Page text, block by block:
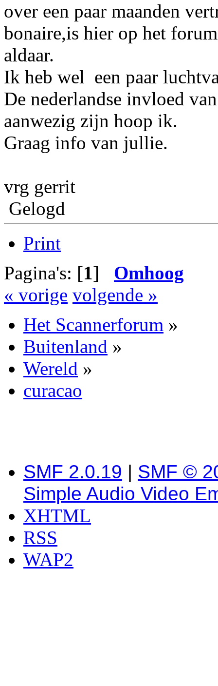
over een paar maanden
bonaire,is hier op het
aldaar.
Ik heb wel een paar
De nederlandse invloed
aanwezig zijn hoop ik.
Graag info van jullie.
vrg gerrit
Gelogd
Print
Pagina's: [1] Omhoog
« vorige volgende »
Het Scannerforum »
Buitenland »
Wereld »
curacao
SMF 2.0.19 | SMF ©
Simple Audio Video
XHTML
RSS
WAP2